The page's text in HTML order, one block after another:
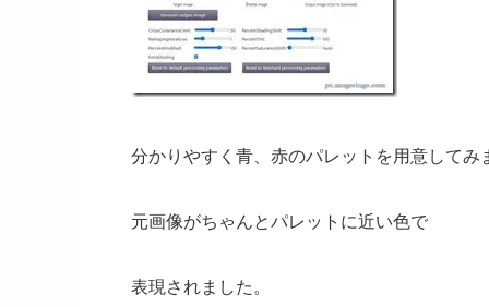
分かりやすく青、赤のパレットを用意してみ
元画像がちゃんとパレットに近い色で
表現されました。